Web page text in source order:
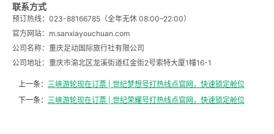
联系方式
预订热线：023-88166785（全年无休 08:00–22:00）
官方网站：m.sanxiayouchuan.com
公司名称：重庆足动国际旅行社有限公司
公司地址：重庆市渝北区龙溪街道红金街2号索特大厦1幢16-1
上一条： 三峡游轮现在订票 | 世纪梦想号打热线点官网，快速锁定舱位
下一条： 三峡游轮现在订票 | 世纪荣耀号打热线点官网，快速锁定舱位